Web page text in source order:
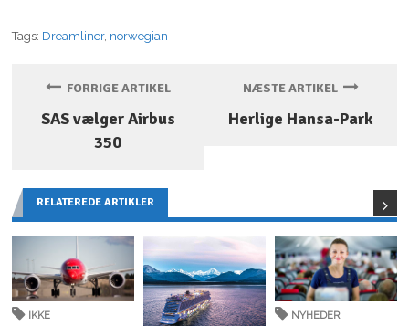
Tags: Dreamliner, norwegian
FORRIGE ARTIKEL
SAS vælger Airbus
350
NÆSTE ARTIKEL
Herlige Hansa-Park
RELATEREDE ARTIKLER
IKKE
NYHEDER